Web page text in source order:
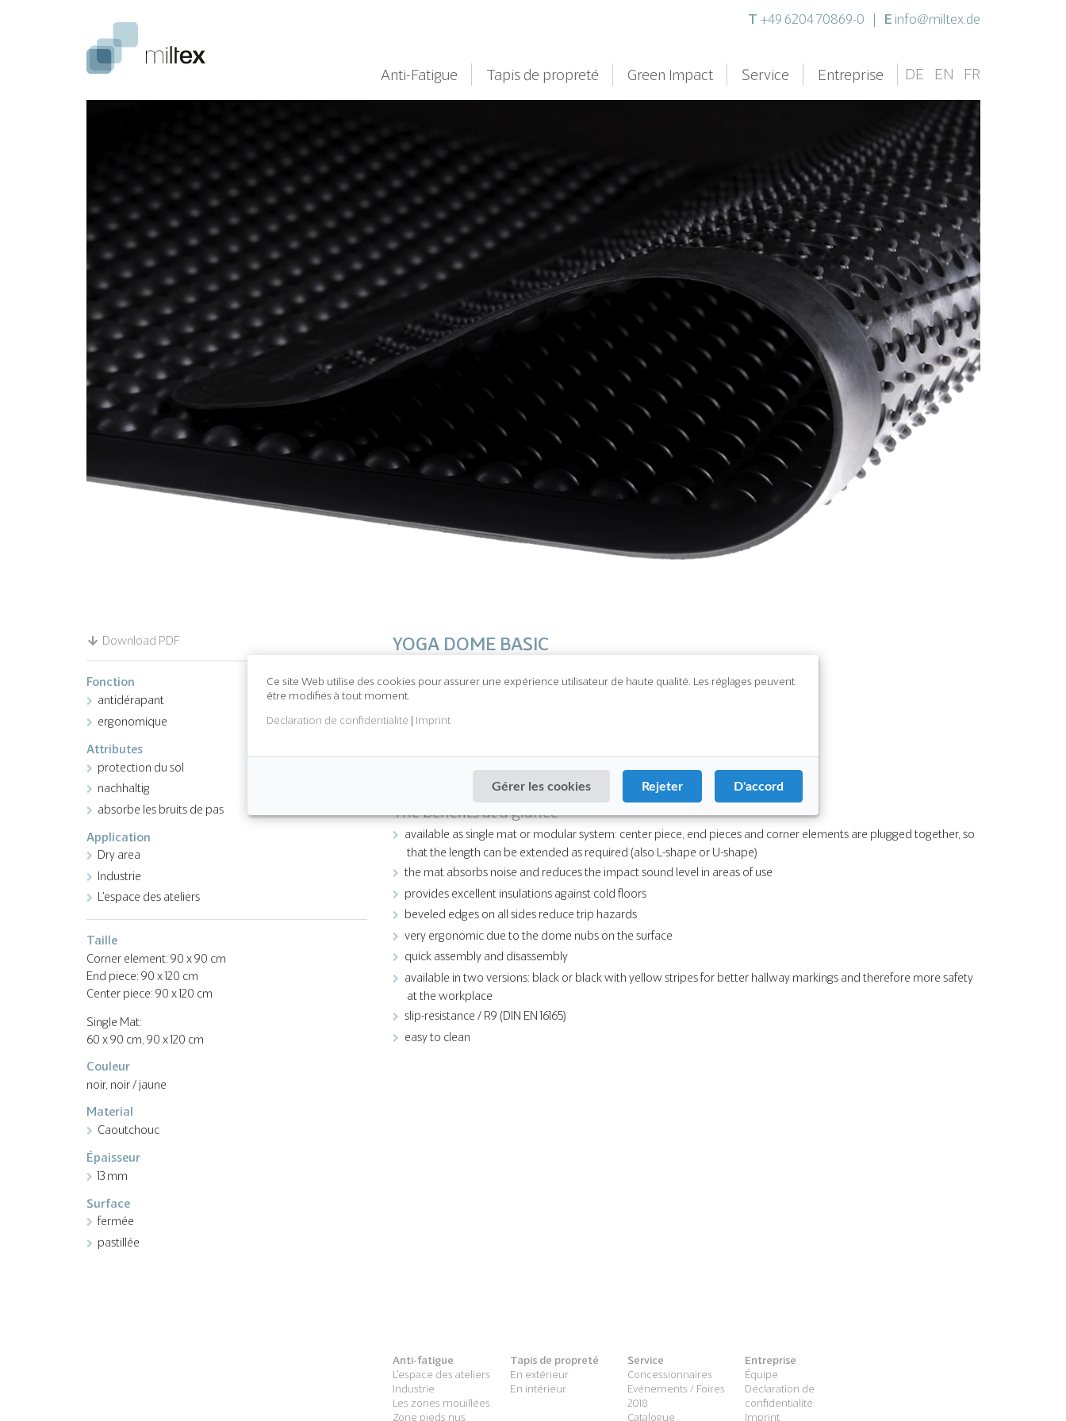
T +49 6204 70869-0 E info@miltex.de
Anti-Fatigue Tapis de propreté Green Impact Service Entreprise DE EN FR
Download PDF
Fonction
antidérapant
ergonomique
Attributes
protection du sol
nachhaltig
absorbe les bruits de pas
Application
Dry area
Industrie
L'espace des ateliers
Taille
Corner element: 90 x 90 cm
End piece: 90 x 120 cm
Center piece: 90 x 120 cm
Single Mat:
60 x 90 cm, 90 x 120 cm
Couleur
noir, noir / jaune
Material
Caoutchouc
Épaisseur
13 mm
Surface
fermée
pastillée
YOGA DOME BASIC
Applications
industry sector
workbenches
workstations at machinery
The benefits at a glance
available as single mat or modular system: center piece, end pieces and corner elements are plugged together, so
that the length can be extended as required (also L-shape or U-shape)
the mat absorbs noise and reduces the impact sound level in areas of use
provides excellent insulations against cold floors
beveled edges on all sides reduce trip hazards
very ergonomic due to the dome nubs on the surface
quick assembly and disassembly
available in two versions: black or black with yellow stripes for better hallway markings and therefore more safety
at the workplace
slip-resistance / R9 (DIN EN 16165)
easy to clean
Anti-fatigue
L'espace des ateliers
Industrie
Les zones mouillées
Zone pieds nus
Tapis de propreté
En extérieur
En intérieur
Service
Concessionnaires
Evénements / Foires
2018
Catalogue
Entreprise
Équipe
Déclaration de
confidentialité
Imprint
Ce site Web utilise des cookies pour assurer une expérience utilisateur de haute qualité. Les réglages peuvent
être modifiés à tout moment.
Déclaration de confidentialité | Imprint
Gérer les cookies Rejeter D'accord